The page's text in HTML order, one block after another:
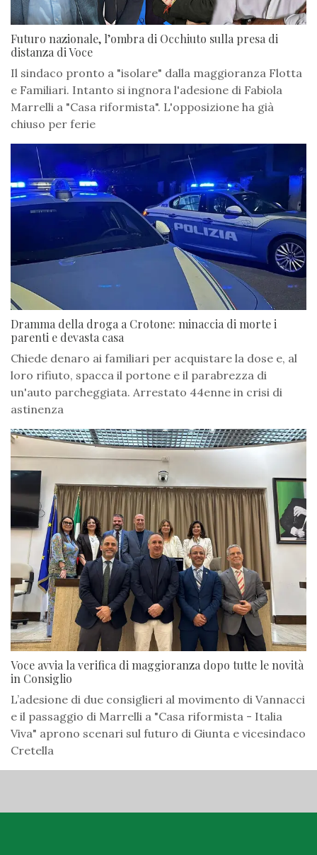
Futuro nazionale, l’ombra di Occhiuto sulla presa di
distanza di Voce
Il sindaco pronto a "isolare" dalla maggioranza Flotta
e Familiari. Intanto si ingnora l'adesione di Fabiola
Marrelli a "Casa riformista". L'opposizione ha già
chiuso per ferie
Dramma della droga a Crotone: minaccia di morte i
parenti e devasta casa
Chiede denaro ai familiari per acquistare la dose e, al
loro rifiuto, spacca il portone e il parabrezza di
un'auto parcheggiata. Arrestato 44enne in crisi di
astinenza
Voce avvia la verifica di maggioranza dopo tutte le novità
in Consiglio
L’adesione di due consiglieri al movimento di Vannacci
e il passaggio di Marrelli a "Casa riformista - Italia
Viva" aprono scenari sul futuro di Giunta e vicesindaco
Cretella